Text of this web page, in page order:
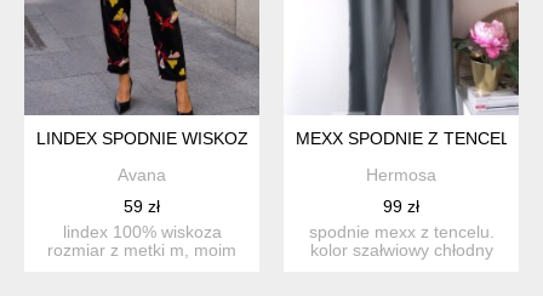
LINDEX SPODNIE WISKOZA
Avana
59 zł
lindex 100% wiskoza
rozmiar z metki m, moim
MEXX SPODNIE Z TENCELU
Hermosa
99 zł
spodnie mexx z tencelu.
kolor szałwiowy chłodny